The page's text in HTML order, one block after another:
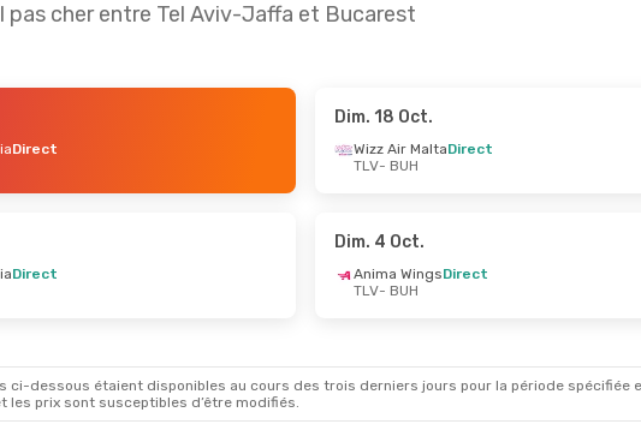
pas cher entre Tel Aviv-Jaffa et Bucarest
Direct
Dim. 18 Oct.
Wizz Air MaltaDirect
TLV- BUH
Direct
Dim. 4 Oct.
Anima WingsDirect
TLV- BUH
ci-dessous étaient disponibles au cours des trois derniers jours pour la période
les prix sont susceptibles d’être modifiés.